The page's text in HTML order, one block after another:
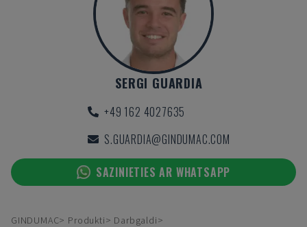
SERGI GUARDIA
+49 162 4027635
S.GUARDIA@GINDUMAC.COM
SAZINIETIES AR WHATSAPP
GINDUMAC Produkti
Darbgaldi